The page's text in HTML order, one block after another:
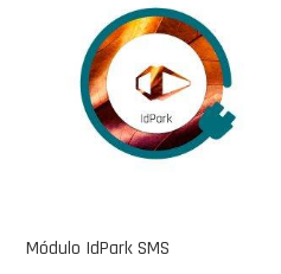
Módulo IdPark SMS